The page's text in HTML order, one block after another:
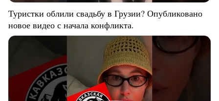
Туристки облили свадьбу в Грузии? Опубликовано
новое видео с начала конфликта.